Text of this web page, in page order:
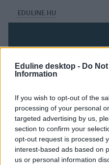
Eduline desktop - Do
Information
If you wish to opt-out of the
processing of your personal
targeted advertising by us,
section to confirm your
opt-out request is processed
interest-based ads based on
us or personal information